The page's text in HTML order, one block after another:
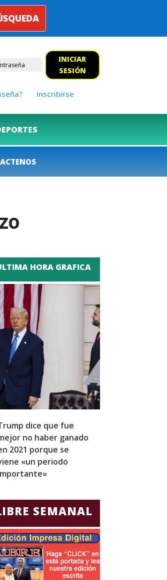
INICIAR
SESIÓN
Inscribirse
HORA GRAFICA
dice que fue
no haber ganado
2021 porque se
«un periodo
SEMANAL